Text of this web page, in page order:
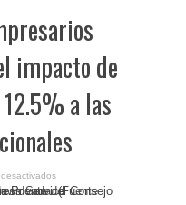
impacto de
a las
R.Dominicana-
Empresarios